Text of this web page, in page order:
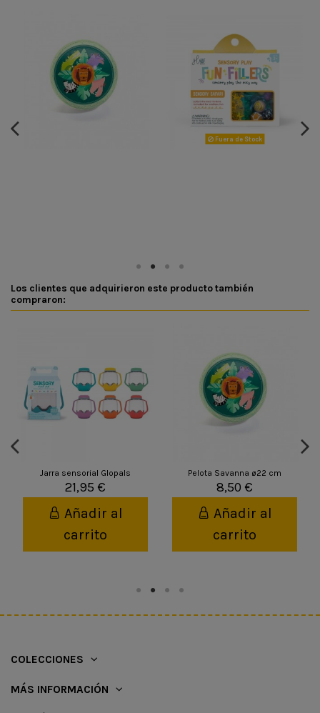
Fuera de Stock
Los clientes que adquirieron este producto también
compraron:
Jarra sensorial Glopals
21,95 €
Añadir al
carrito
Pelota Savanna ø22 cm
8,50 €
Añadir al
carrito
COLECCIONES
MÁS INFORMACIÓN